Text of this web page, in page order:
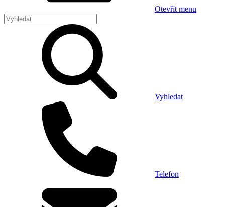
Otevřít menu
Vyhledat
Telefon